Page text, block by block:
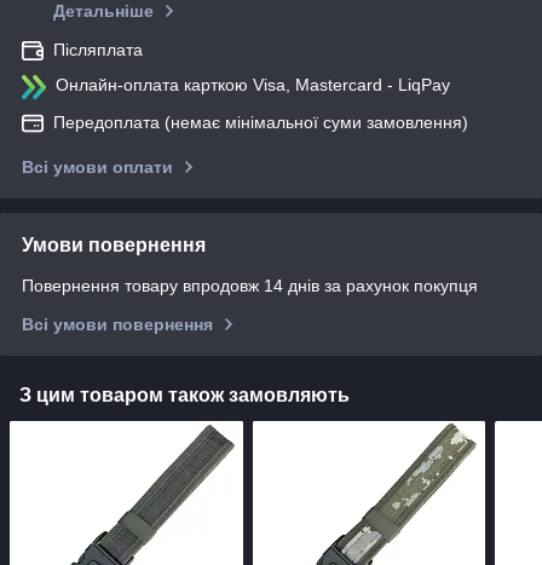
Детальніше
Післяплата
Онлайн-оплата карткою Visa, Mastercard - LiqPay
Передоплата (немає мінімальної суми замовлення)
Всі умови оплати
Умови повернення
Повернення товару впродовж 14 днів за рахунок покупця
Всі умови повернення
З цим товаром також замовляють